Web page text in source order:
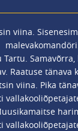
viina.
Tartu. Samavõrra,
Raatuse tänava
viina. Pika